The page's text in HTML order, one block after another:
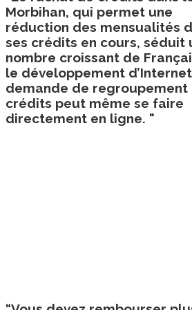
Morbihan, qui permet une
réduction des mensualités
ses crédits en cours, séduit
nombre croissant de
le développement
demande de regroupement
crédits peut même se faire
directement en ligne. "